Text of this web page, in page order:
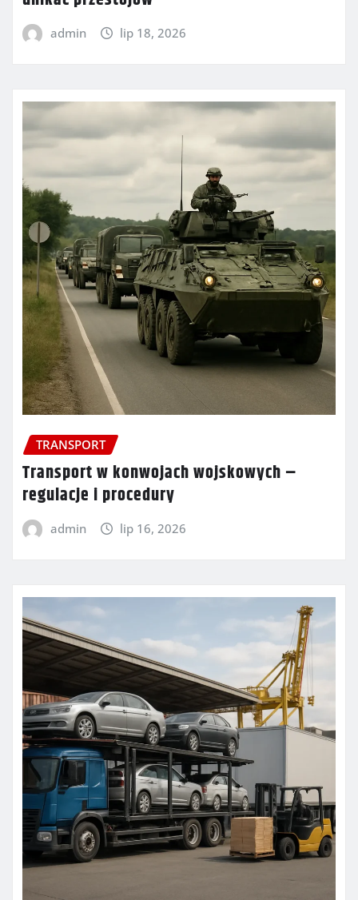
admin lip 18, 2026
TRANSPORT
Transport w konwojach wojskowych –
regulacje i procedury
admin lip 16, 2026